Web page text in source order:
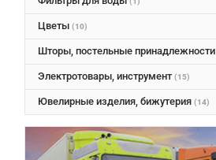
Цветы (10)
Шторы, постельные принадлежности
Электротовары, инструмент(15)
Ювелирные изделия, бижутерия (14)